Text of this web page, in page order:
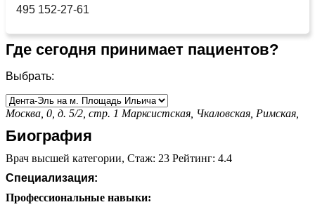
495 152-27-61
Где сегодня принимает пациентов?
Выбрать:
Москва, 0, д. 5/2, стр. 1 Марксистская, Чкаловская, Римская,
Биография
Врач высшей категории, Стаж: 23 Рейтинг: 4.4
Специализация:
Профессиональные навыки: